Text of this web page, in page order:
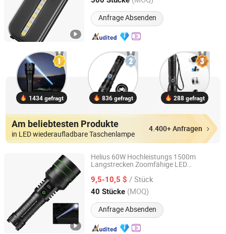
Anfrage Absenden
1434 gefragt 836 gefragt 288 gefragt
Am beliebtesten Produkte
in LED wiederaufladbare Taschenlampe
4.400+ Anfragen
Helius 60W Hochleistungs 1500m
Langstrecken Zoomfähige LED
USBWiederaufladbare
9,5-10,5 $ / Stück
40 Stücke (MOQ)
Anfrage Absenden
Shenzhen Tuliang Technology Co., Ltd.
Guangdong, China Seit 2023